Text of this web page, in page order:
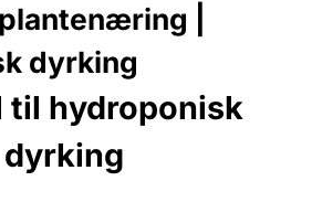
|
dyrking
til hydroponisk
dyrking